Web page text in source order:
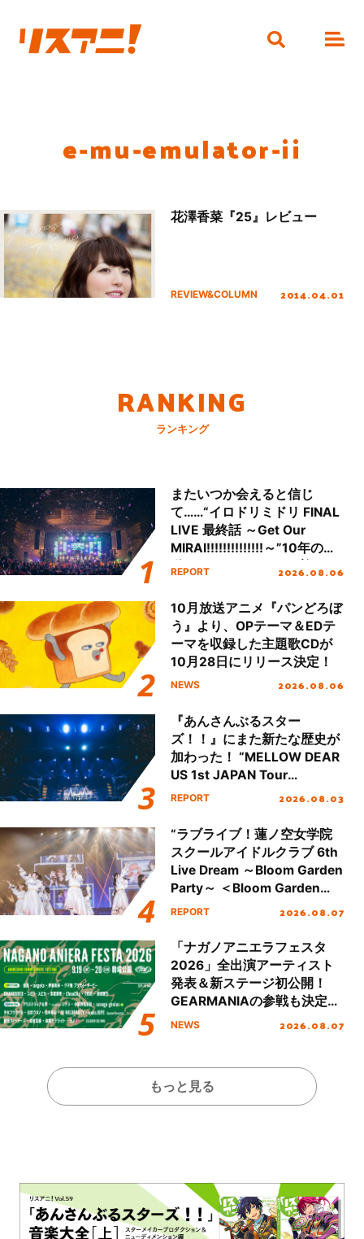
e-mu-emulator-ii
花澤香菜『25』レビュー
REVIEW&COLUMN 2014.04.01
RANKING
ランキング
またいつか会えると信じ
て……“イロドリミドリ FINAL
LIVE 最終話 ～Get Our
MIRAI!!!!!!!!!!!!!!～”10年の活
動を経てファイナルを迎える
REPORT 2026.08.06
10月放送アニメ『パンどろぼ
う』より、OPテーマ＆EDテ
ーマを収録した主題歌CDが
10月28日にリリース決定！
NEWS 2026.08.06
『あんさんぶるスター
ズ！！』にまた新たな歴史が
加わった！ “MELLOW DEAR
US 1st JAPAN Tour
Final「NICE to meet YOU
ート!!
REPORT 2026.08.03
“ラブライブ！蓮ノ空女学院
スクールアイドルクラブ 6th
Live Dream ～Bloom Garden
Party～ ＜Bloom Garden
Party Stage／埼玉公演＞”
REPORT 2026.08.07
「ナガノアニエラフェスタ
2026」全出演アーティスト
発表＆新ステージ初公開！
GEARMANIAの参戦も決定
し、初となる第3ステージの
NEWS 2026.08.07
もっと見る